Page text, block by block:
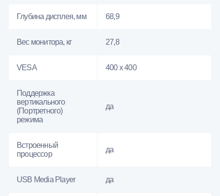
Глубина дисплея, мм 68,9
Вес монитора, кг 27,8
VESA 400 x 400
Поддержка
вертикального
(Портретного)
режима
да
Встроенный
процессор
да
USB Media Player да